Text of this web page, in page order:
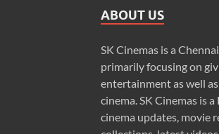
ABOUT US
SK Cinemas is a
primarily focusing on
entertainment as well
cinema. SK Cinemas is
cinema updates, movie